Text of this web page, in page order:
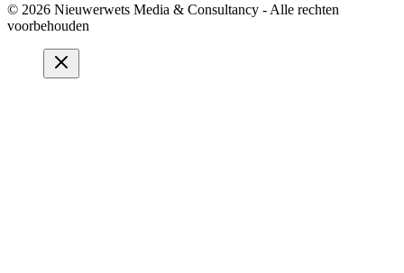
© 2026 Nieuwerwets Media & Consultancy - Alle rechten
voorbehouden